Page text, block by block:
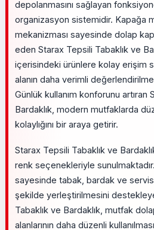
depolanmasını sağlayan
organizasyon sistemidir. Kapağa
mekanizması sayesinde dolap
eden Starax Tepsili Tabaklık ve
içerisindeki ürünlere kolay erişim
alanın daha verimli
Günlük kullanım konforunu artıran
Bardaklık, modern mutfaklarda
kolaylığını bir araya getirir.
Starax Tepsili Tabaklık ve
renk seçenekleriyle sunulmaktadır.
sayesinde tabak, bardak ve servis
şekilde yerleştirilmesini
Tabaklık ve Bardaklık, mutfak
alanlarının daha düzenli